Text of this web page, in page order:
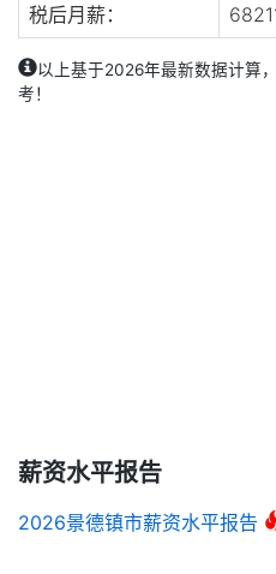
税后月薪：
以上基于2026年最新数据计算
考！
薪资水平报告
2026景德镇市薪资水平报告